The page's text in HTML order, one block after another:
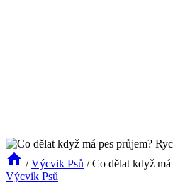
/ Výcvik Psů / Co dělat když
Výcvik Psů